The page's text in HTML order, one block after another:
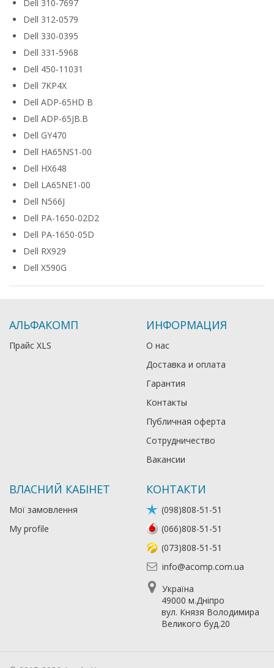
Dell 310-7697
Dell 312-0579
Dell 330-0395
Dell 331-5968
Dell 450-11031
Dell 7KP4X
Dell ADP-65HD B
Dell ADP-65JB.B
Dell GY470
Dell HA65NS1-00
Dell HX648
Dell LA65NE1-00
Dell N566J
Dell PA-1650-02D2
Dell PA-1650-05D
Dell RX929
Dell X590G
АЛЬФАКОМП
Прайс XLS
ИНФОРМАЦИЯ
О нас
Доставка и оплата
Гарантия
Контакты
Публичная оферта
Сотрудничество
Вакансии
ВЛАСНИЙ КАБІНЕТ
Мої замовлення
My profile
КОНТАКТИ
(098)808-51-51
(066)808-51-51
(073)808-51-51
info@acomp.com.ua
Україна
49000 м.Дніпро
вул. Князя Володимира
Великого буд.20